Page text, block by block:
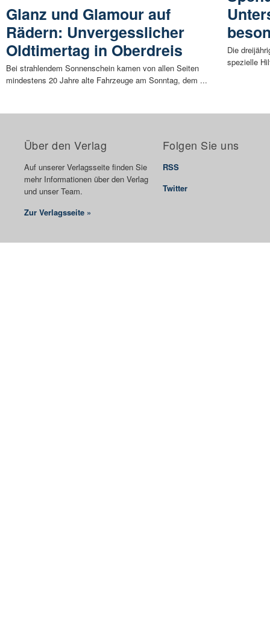
Glanz und Glamour auf
Rädern: Unvergesslicher
Oldtimertag in Oberdreis
Bei strahlendem Sonnenschein kamen von allen Seiten
mindestens 20 Jahre alte Fahrzeuge am Sonntag, dem ...
Die
spezielle
Über den Verlag
Auf unserer Verlagsseite finden Sie
mehr Informationen über den Verlag
und unser Team.
Zur Verlagsseite »
Folgen Sie uns
RSS
Twitter